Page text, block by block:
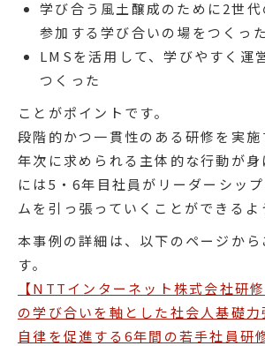
学び合う風土醸成のために2世
参加する学び合いの場をつくった
LMSを活用して、学びやすく運
つくった
ことがポイントです。
段階的かつ一貫性のある研修を実施
年次に求められる主体的な行動が
には5・6年目社員がリーダーシッ
ムを引っ張っていくことができるよ
本事例の詳細は、以下のページから
す。
【NTTインターネット株式会社研
の学び合いを軸とした社会人基礎
自律を促進する6年間の若手社員研